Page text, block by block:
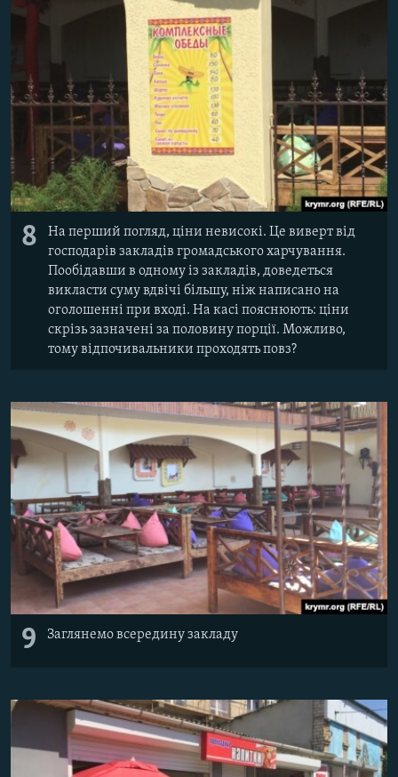
8
На перший погляд, ціни невисокі. Це виверт від
господарів закладів громадського харчування.
Пообідавши в одному із закладів, доведеться
викласти суму вдвічі більшу, ніж написано на
оголошенні при вході. На касі пояснюють: ціни
скрізь зазначені за половину порції. Можливо,
тому відпочивальники проходять повз?
9 Заглянемо всередину закладу